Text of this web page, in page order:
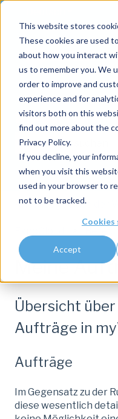
This website stores
These cookies are used
about how you interact
us to remember you. We
order to improve and
experience and for
visitors both on this
find out more about the
Privacy Policy.
If you decline, your
when you visit this
used in your browser to
not to be tracked.
Cookies
Accept
Wie dürfen wir
Es gibt keine
Knowledge Base der
Meine
Übersicht
Aufträge in
Aufträge
Im Gegensatz zu der
diese wesentlich